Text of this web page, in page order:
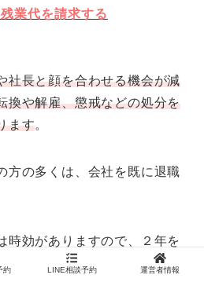
業代を請求する
社長と顔を合わせる機会が減
換や解雇、懲戒などの処分を
ます。
方の多くは、会社を既に退職
時効がありますので、２年を
滅していきます（２０２０年
約 LINE相談予約 運営者情報